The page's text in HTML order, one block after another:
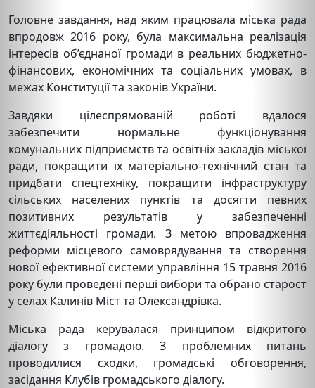
Головне завдання, над яким працювала міська рада
впродовж 2016 року, була максимальна реалізація
інтересів об’єднаної громади в реальних бюджетно-
фінансових, економічних та соціальних умовах, в
межах Конституції та законів України.
Завдяки цілеспрямованій роботі вдалося
забезпечити нормальне функціонування
комунальних підприємств та освітніх закладів міської
ради, покращити їх матеріально-технічний стан та
придбати спецтехніку, покращити інфраструктуру
сільських населених пунктів та досягти певних
позитивних результатів у забезпеченні
життєдіяльності громади. З метою впровадження
реформи місцевого самоврядування та створення
нової ефективної системи управління 15 травня 2016
року були проведені перші вибори та обрано старост
у селах Калинів Міст та Олександрівка.
Міська рада керувалася принципом відкритого
діалогу з громадою. З проблемних питань
проводилися сходки, громадські обговорення,
засідання Клубів громадського діалогу.